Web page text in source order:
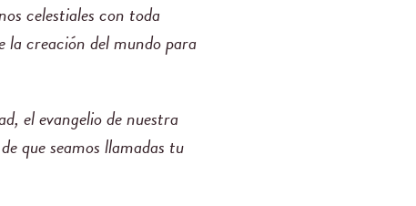
celestiales con toda
la creación del mundo para
el evangelio de nuestra
que seamos llamadas tu